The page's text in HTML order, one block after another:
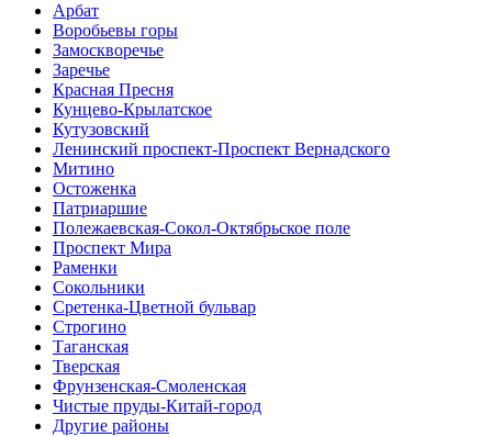
Арбат
Воробьевы горы
Замоскворечье
Заречье
Красная Пресня
Кунцево-Крылатское
Кутузовский
Ленинский проспект-Проспект Вернадского
Митино
Остоженка
Патриаршие
Полежаевская-Сокол-Октябрьское поле
Проспект Мира
Раменки
Сокольники
Сретенка-Цветной бульвар
Строгино
Таганская
Тверская
Фрунзенская-Смоленская
Чистые пруды-Китай-город
Другие районы